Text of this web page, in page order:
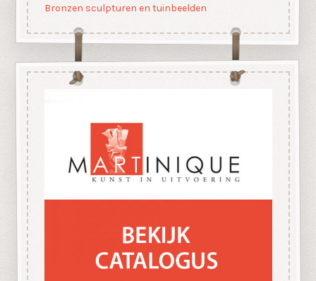
Bronzen sculpturen en tuinbeelden